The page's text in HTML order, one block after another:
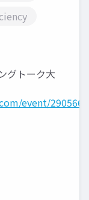
グトーク大
event/290566/